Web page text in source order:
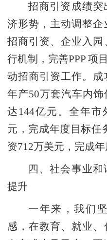
招商引资成绩突
济形势，主动调整
招商引资、企业入
行机制，完善PPP 项
动招商引资工作。成
年产50万套汽车内饰
达 144亿元。全年市
元，完成年度目标任
资712万美元，完成
四、社会事业
提升
一年来，我们
感，在教育、就业